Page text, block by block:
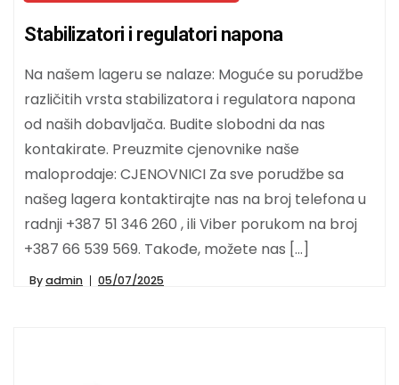
Stabilizatori i regulatori napona
Na našem lageru se nalaze: Moguće su porudžbe
različitih vrsta stabilizatora i regulatora napona
od naših dobavljača. Budite slobodni da nas
kontakirate. Preuzmite cjenovnike naše
maloprodaje: CJENOVNICI Za sve porudžbe sa
našeg lagera kontaktirajte nas na broj telefona u
radnji +387 51 346 260 , ili Viber porukom na broj
+387 66 539 569. Takođe, možete nas […]
Byadmin 05/07/2025